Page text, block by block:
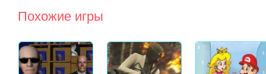
Похожие игры